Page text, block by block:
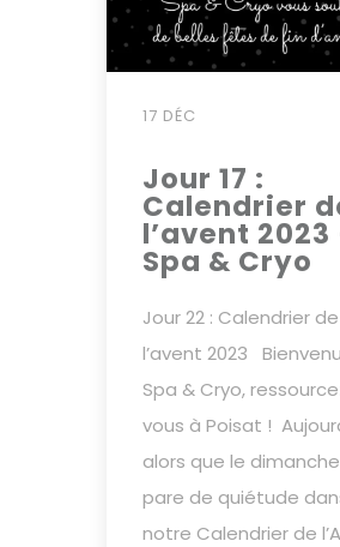
17 DÉC
Jour 17 :
Calendrier
l’avent 2023
Spa & Cryo
Jour 22 : Calendrier de
l’avent 2023
Spa & Cryo,
vous à Poisat !
alors que le
pare de quiétude
notre Calendrier de